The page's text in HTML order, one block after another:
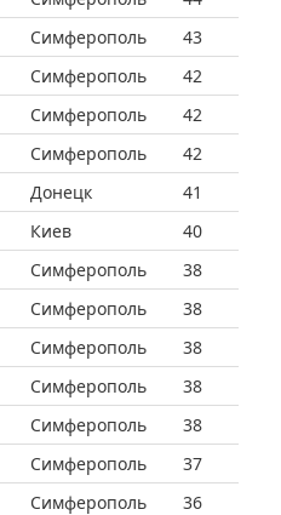
Симферополь
43
Симферополь
42
Симферополь
42
Симферополь
42
Донецк
41
Киев
40
Симферополь
38
Симферополь
38
Симферополь
38
Симферополь
38
Симферополь
38
Симферополь
37
Симферополь
36